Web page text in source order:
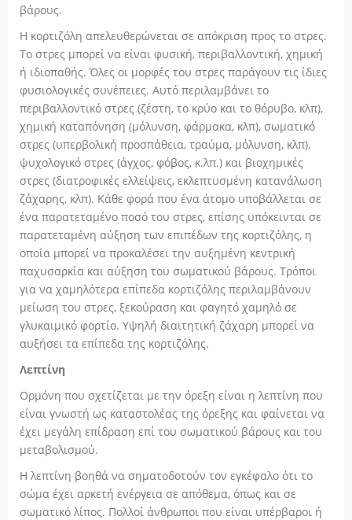
βάρους.
Η κορτιζόλη απελευθερώνεται σε απόκριση προς το στρες.
Το στρες μπορεί να είναι φυσική, περιβαλλοντική, χημική
ή ιδιοπαθής. Όλες οι μορφές του στρες παράγουν τις ίδιες
φυσιολογικές συνέπειες. Αυτό περιλαμβάνει το
περιβαλλοντικό στρες (ζέστη, το κρύο και το θόρυβο, κλπ),
χημική καταπόνηση (μόλυνση, φάρμακα, κλπ), σωματικό
στρες (υπερβολική προσπάθεια, τραύμα, μόλυνση, κλπ),
ψυχολογικό στρες (άγχος, φόβος, κ.λπ.) και βιοχημικές
στρες (διατροφικές ελλείψεις, εκλεπτυσμένη κατανάλωση
ζάχαρης, κλπ). Κάθε φορά που ένα άτομο υποβάλλεται σε
ένα παρατεταμένο ποσό του στρες, επίσης υπόκεινται σε
παρατεταμένη αύξηση των επιπέδων της κορτιζόλης, η
οποία μπορεί να προκαλέσει την αυξημένη κεντρική
παχυσαρκία και αύξηση του σωματικού βάρους. Τρόποι
για να χαμηλότερα επίπεδα κορτιζόλης περιλαμβάνουν
μείωση του στρες, ξεκούραση και φαγητό χαμηλό σε
γλυκαιμικό φορτίο. Υψηλή διαιτητική ζάχαρη μπορεί να
αυξήσει τα επίπεδα της κορτιζόλης.
Λεπτίνη
Ορμόνη που σχετίζεται με την όρεξη είναι η λεπτίνη που
είναι γνωστή ως καταστολέας της όρεξης και φαίνεται να
έχει μεγάλη επίδραση επί του σωματικού βάρους και του
μεταβολισμού.
Η λεπτίνη βοηθά να σηματοδοτούν τον εγκέφαλο ότι το
σώμα έχει αρκετή ενέργεια σε απόθεμα, όπως και σε
σωματικό λίπος. Πολλοί άνθρωποι που είναι υπέρβαροι ή